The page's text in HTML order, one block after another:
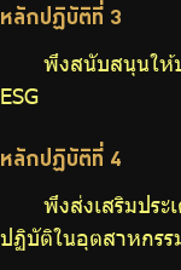
หลักปฏิบัติที่ 3
พึงสนับสนุนให้บริ
ESG
หลักปฏิบัติที่ 4
พึงส่งเสริมประเ
ปฏิบัติในอุตสาหกรร